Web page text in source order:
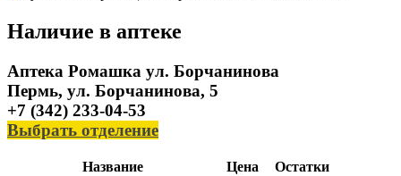
Наличие в аптеке
Аптека Ромашка ул. Борчанинова
Пермь, ул. Борчанинова, 5
+7 (342) 233-04-53
Выбрать отделение
Название Цена
Остатки